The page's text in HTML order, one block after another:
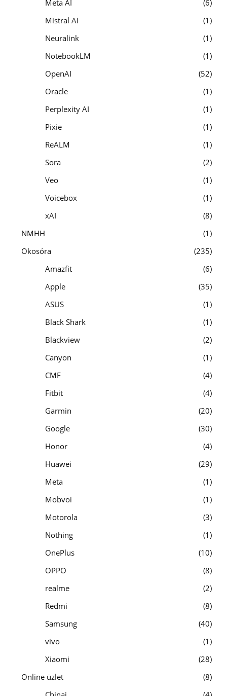
Meta AI
6
Mistral AI
1
Neuralink
1
NotebookLM
1
OpenAI
52
Oracle
1
Perplexity AI
1
Pixie
1
ReALM
1
Sora
2
Veo
1
Voicebox
1
xAI
8
NMHH
1
Okosóra
235
Amazfit
6
Apple
35
ASUS
1
Black Shark
1
Blackview
2
Canyon
1
CMF
4
Fitbit
4
Garmin
20
Google
30
Honor
4
Huawei
29
Meta
1
Mobvoi
1
Motorola
3
Nothing
1
OnePlus
10
OPPO
8
realme
2
Redmi
8
Samsung
40
vivo
1
Xiaomi
28
Online üzlet
8